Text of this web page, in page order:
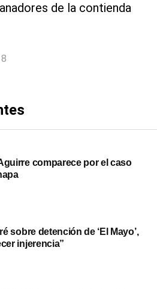
de la contienda
comparece por el caso
sobre detención de ‘El Mayo’,
injerencia”